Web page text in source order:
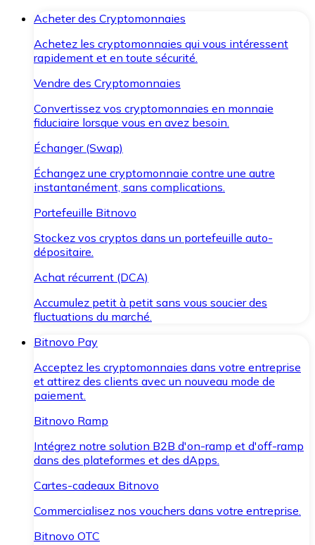
Acheter des Cryptomonnaies
Achetez les cryptomonnaies qui vous intéressent
rapidement et en toute sécurité.
Vendre des Cryptomonnaies
Convertissez vos cryptomonnaies en monnaie
fiduciaire lorsque vous en avez besoin.
Échanger (Swap)
Échangez une cryptomonnaie contre une autre
instantanément, sans complications.
Portefeuille Bitnovo
Stockez vos cryptos dans un portefeuille auto-
dépositaire.
Achat récurrent (DCA)
Accumulez petit à petit sans vous soucier des
fluctuations du marché.
Bitnovo Pay
Acceptez les cryptomonnaies dans votre entreprise
et attirez des clients avec un nouveau mode de
paiement.
Bitnovo Ramp
Intégrez notre solution B2B d'on-ramp et d'off-ramp
dans des plateformes et des dApps.
Cartes-cadeaux Bitnovo
Commercialisez nos vouchers dans votre entreprise.
Bitnovo OTC